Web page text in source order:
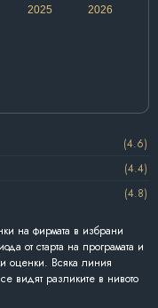
2026
2025
(4.6)
(4.4)
(4.8)
на фирмата в избрани
от старта на програмата и
оценки. Всяка линия
видят разликите в нивото